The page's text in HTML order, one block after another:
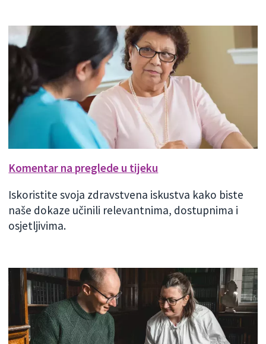
Komentar na preglede u tijeku
Iskoristite svoja zdravstvena iskustva kako biste
naše dokaze učinili relevantnima, dostupnima i
osjetljivima.